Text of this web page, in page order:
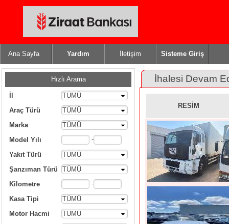
Ana Sayfa Yardım İletişim Sisteme Giriş
Hızlı Arama
TÜMÜ
Araç Türü
TÜMÜ
Marka
TÜMÜ
Model Yılı
-
Yakıt Türü
TÜMÜ
Şanzıman Türü
TÜMÜ
Kilometre
-
Kasa Tipi
TÜMÜ
Motor Hacmi
TÜMÜ
İhalesi Devam
RESİM